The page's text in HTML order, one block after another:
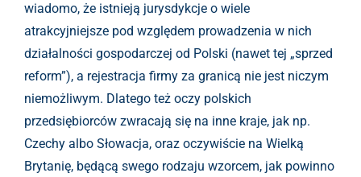
wiadomo, że istnieją jurysdykcje o wiele
atrakcyjniejsze pod względem prowadzenia w nich
działalności gospodarczej od Polski (nawet tej „sprzed
reform”), a rejestracja firmy za granicą nie jest niczym
niemożliwym. Dlatego też oczy polskich
przedsiębiorców zwracają się na inne kraje, jak np.
Czechy albo Słowacja, oraz oczywiście na Wielką
Brytanię, będącą swego rodzaju wzorcem, jak powinno